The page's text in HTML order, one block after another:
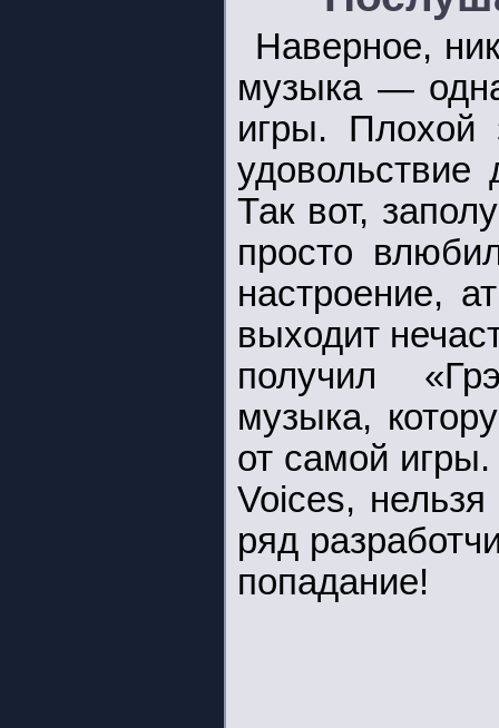
Наверное,
музыка —
игры. Плохой
удовольствие
Так вот,
просто
настроение,
выходит
получил
музыка,
от самой
Voices,
ряд
попадание!